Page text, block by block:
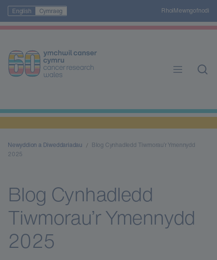
English Cymraeg RhoiMewngofnodi
Newyddion a Diweddariadau
Blog Cynhadledd Tiwmorau’r Ymennydd
2025
Blog Cynhadledd
Tiwmorau’r Ymennydd
2025